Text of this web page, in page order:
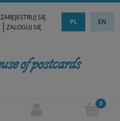
PL EN
ZAREJESTRUJ SIĘ
ZALOGUJ SIĘ